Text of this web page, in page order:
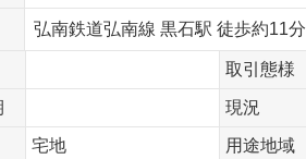
弘南鉄道弘南線 黒石駅 徒歩約11分
取引態様
現況
宅地 用途地域